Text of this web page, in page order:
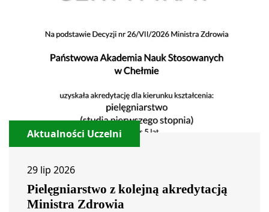
Aktualności Uczelni
29 lip 2026
Pielęgniarstwo z kolejną akredytacją
Ministra Zdrowia